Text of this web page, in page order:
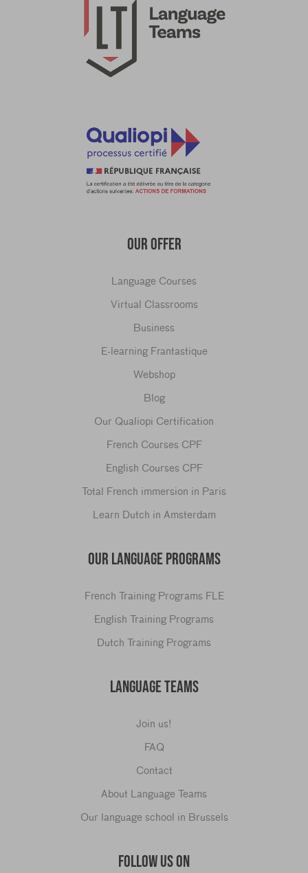
OUR OFFER
Language Courses
Virtual Classrooms
Business
E-learning Frantastique
Webshop
Blog
Our Qualiopi Certification
French Courses CPF
English Courses CPF
Total French immersion in Paris
Learn Dutch in Amsterdam
OUR LANGUAGE PROGRAMS
French Training Programs FLE
English Training Programs
Dutch Training Programs
LANGUAGE TEAMS
Join us!
FAQ
Contact
About Language Teams
Our language school in Brussels
FOLLOW US ON